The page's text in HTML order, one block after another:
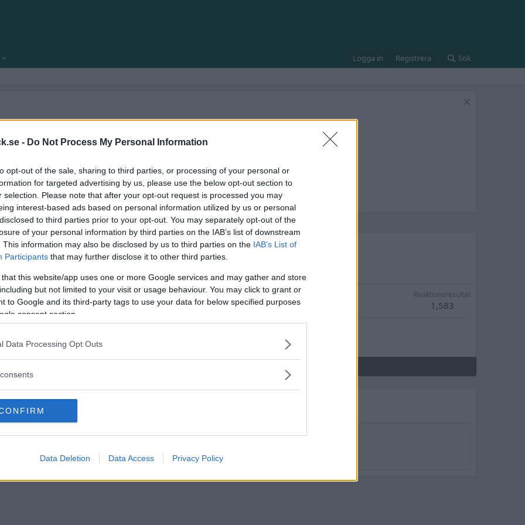
- Do Not Process My Personal Information
opt-out of the sale, sharing to third parties, or processing of your personal or
for targeted advertising by us, please use the below opt-out section to
selection. Please note that after your opt-out request is processed you may
interest-based ads based on personal information utilized by us or personal
to third parties prior to your opt-out. You may separately opt-out of the
of your personal information by third parties on the IAB’s list of downstream
This information may also be disclosed by us to third parties on the IAB’s List of
Participants that may further disclose it to other third parties.
that this website/app uses one or more Google services and may gather and store
but not limited to your visit or usage behaviour. You may click to grant or
to Google and its third-party tags to use your data for below specified purposes
consent section.
Data Processing Opt Outs
Data Deletion Data Access Privacy Policy
Logga in Registrera Sök
någonsin klar att se dagens ljus.
allt fyllt med nya funktioner.
frågeställningar.
Reaktionsresultat
1,583
? mvh Tom S